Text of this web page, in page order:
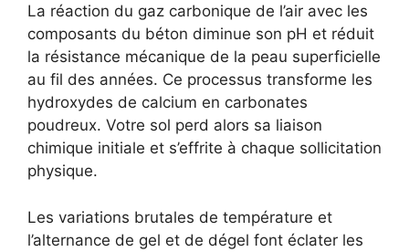
La réaction du gaz carbonique de l’air avec les
composants du béton diminue son pH et réduit
la résistance mécanique de la peau superficielle
au fil des années. Ce processus transforme les
hydroxydes de calcium en carbonates
poudreux. Votre sol perd alors sa liaison
chimique initiale et s’effrite à chaque sollicitation
physique.
Les variations brutales de température et
l’alternance de gel et de dégel font éclater les